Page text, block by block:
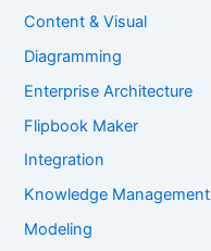
Content & Visual
Diagramming
Enterprise Architecture
Flipbook Maker
Integration
Knowledge Management
Modeling